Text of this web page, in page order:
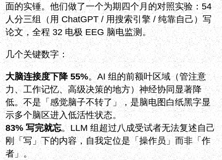
面的实锤。他们做了一个为期四个月的对照实验：54
人分三组（用 ChatGPT / 用搜索引擎 / 纯靠自己）写
论文，全程 32 电极 EEG 脑电监测。
几个关键数字：
大脑连接度下降 55%。AI 组的前额叶区域（管注意
力、工作记忆、高级决策的地方）神经协同显著降
低。不是「感觉脑子不转了」，是脑电图白纸黑字显
示多个脑区进入低活性状态。
83% 写完就忘。LLM 组超过八成受试者无法复述自己
刚「写」下的内容，自我定位是「操作员」而非「作
者」。